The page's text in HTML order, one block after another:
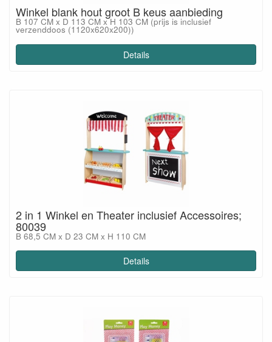
Winkel blank hout groot B keus aanbieding
B 107 CM x D 113 CM x H 103 CM (prijs is inclusief
verzenddoos (1120x620x200))
Details
2 in 1 Winkel en Theater inclusief Accessoires;
80039
B 68,5 CM x D 23 CM x H 110 CM
Details